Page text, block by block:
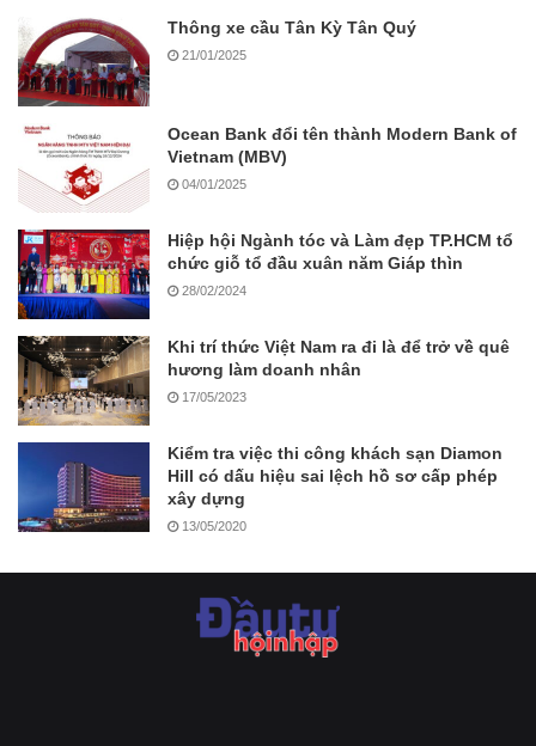
Thông xe cầu Tân Kỳ Tân Quý
21/01/2025
Ocean Bank đổi tên thành Modern Bank of
Vietnam (MBV)
04/01/2025
Hiệp hội Ngành tóc và Làm đẹp TP.HCM tổ
chức giỗ tổ đầu xuân năm Giáp thìn
28/02/2024
Khi trí thức Việt Nam ra đi là để trở về quê
hương làm doanh nhân
17/05/2023
Kiểm tra việc thi công khách sạn Diamon
Hill có dấu hiệu sai lệch hồ sơ cấp phép
xây dựng
13/05/2020